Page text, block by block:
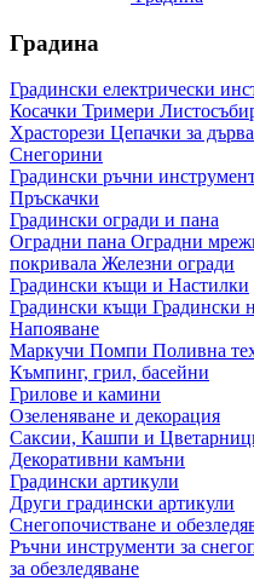
Градина
Градински електрически
Косачки Тримери
Храсторези Цепачки за дърва
Снегорини
Градински ръчни
Пръскачки
Градински огради и пана
Оградни пана Оградни
покривала Железни огради
Градински къщи и Настилки
Градински къщи Градински
Напояване
Маркучи Помпи Поливна
Къмпинг, грил, басейни
Грилове и камини
Озеленяване и декорация
Саксии, Кашпи и
Декоративни камъни
Градински артикули
Други градински артикули
Снегопочистване и
Ръчни инструменти за
за обезледяване